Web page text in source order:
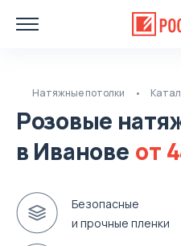
Натяжные потолки
Розовые
в Иванове от
Безопасные
и прочные пленки